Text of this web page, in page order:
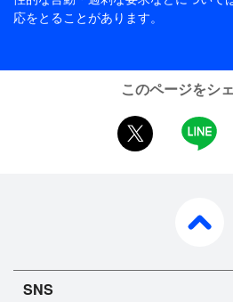
応をとることがあります。
このページをシ
twitter
SNS